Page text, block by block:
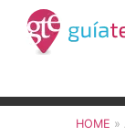
HOME »